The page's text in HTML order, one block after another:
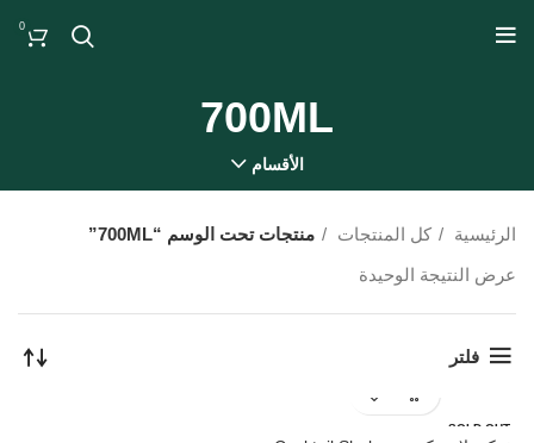
0
700ML
الأقسام
الرئيسية كل المنتجات
منتجات تحت الوسم “700ML”
عرض النتيجة الوحيدة
فلتر
SOLD OUT